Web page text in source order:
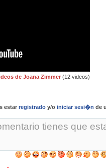
de Joana Zimmer (12 videos)
estar registrado y/o iniciar sesi�n de